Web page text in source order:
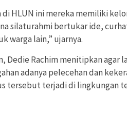
di HLUN ini mereka memiliki
silaturahmi bertukar ide,
warga lain,” ujarnya.
Dedie Rachim menitipkan agar
adanya pelecehan dan
tersebut terjadi di lingkungan